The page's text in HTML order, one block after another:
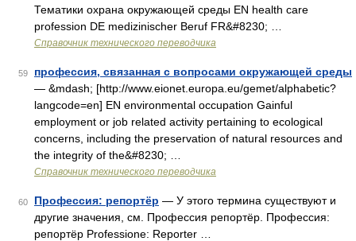
Тематики охрана окружающей среды EN health care
profession DE medizinischer Beruf FR&#8230; …
Справочник технического переводчика
59
профессия, связанная с вопросами окружающей среды
— &mdash; [http://www.eionet.europa.eu/gemet/alphabetic?
langcode=en] EN environmental occupation Gainful
employment or job related activity pertaining to ecological
concerns, including the preservation of natural resources and
the integrity of the&#8230; …
Справочник технического переводчика
60 Профессия: репортёр — У этого термина существуют и
другие значения, см. Профессия репортёр. Профессия:
репортёр Professione: Reporter …